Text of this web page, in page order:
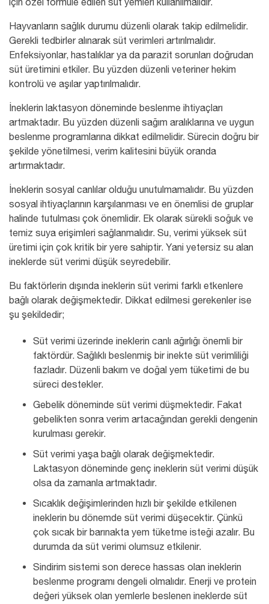
Hayvanların sağlık durumu düzenli olarak takip edilmelidir.
Gerekli tedbirler alınarak süt verimleri artırılmalıdır.
Enfeksiyonlar, hastalıklar ya da parazit sorunları doğrudan
süt üretimini etkiler. Bu yüzden düzenli veteriner hekim
kontrolü ve aşılar yaptırılmalıdır.
İneklerin laktasyon döneminde beslenme ihtiyaçları
artmaktadır. Bu yüzden düzenli sağım aralıklarına ve uygun
beslenme programlarına dikkat edilmelidir. Sürecin doğru bir
şekilde yönetilmesi, verim kalitesini büyük oranda
artırmaktadır.
İneklerin sosyal canlılar olduğu unutulmamalıdır. Bu yüzden
sosyal ihtiyaçlarının karşılanması ve en önemlisi de gruplar
halinde tutulması çok önemlidir. Ek olarak sürekli soğuk ve
temiz suya erişimleri sağlanmalıdır. Su, verimi yüksek süt
üretimi için çok kritik bir yere sahiptir. Yani yetersiz su alan
ineklerde süt verimi düşük seyredebilir.
Bu faktörlerin dışında ineklerin süt verimi farklı etkenlere
bağlı olarak değişmektedir. Dikkat edilmesi gerekenler ise
şu şekildedir;
Süt verimi üzerinde ineklerin canlı ağırlığı önemli bir
faktördür. Sağlıklı beslenmiş bir inekte süt verimliliği
fazladır. Düzenli bakım ve doğal yem tüketimi de bu
süreci destekler.
Gebelik döneminde süt verimi düşmektedir. Fakat
gebelikten sonra verim artacağından gerekli dengenin
kurulması gerekir.
Süt verimi yaşa bağlı olarak değişmektedir.
Laktasyon döneminde genç ineklerin süt verimi düşük
olsa da zamanla artmaktadır.
Sıcaklık değişimlerinden hızlı bir şekilde etkilenen
ineklerin bu dönemde süt verimi düşecektir. Çünkü
çok sıcak bir barınakta yem tüketme isteği azalır. Bu
durumda da süt verimi olumsuz etkilenir.
Sindirim sistemi son derece hassas olan ineklerin
beslenme programı dengeli olmalıdır. Enerji ve protein
değeri yüksek olan yemlerle beslenen ineklerde süt